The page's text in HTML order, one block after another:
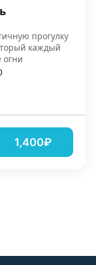
прогулку
каждый
огни
1,400₽